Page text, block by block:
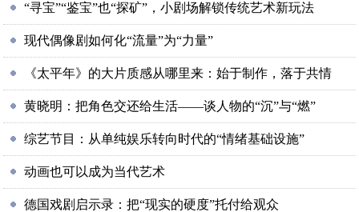
“寻宝”“鉴宝”也“探矿”，小剧场解锁传统艺术新玩法
现代偶像剧如何化“流量”为“力量”
《太平年》的大片质感从哪里来：始于制作，落于共情
黄晓明：把角色交还给生活——谈人物的“沉”与“燃”
综艺节目：从单纯娱乐转向时代的“情绪基础设施”
动画也可以成为当代艺术
德国戏剧启示录：把“现实的硬度”托付给观众